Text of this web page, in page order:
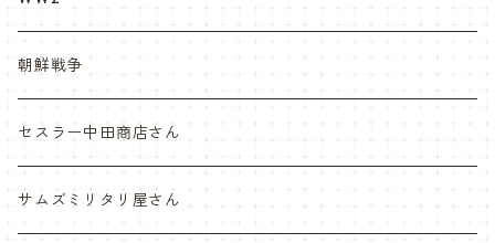
Vietnam ジャングルブーツ
ナム戦装備類/ポーチ・ベルト・小物・ヘルメット等
朝鮮戦争
セスラー中田商店さん
サムズミリタリ屋さん